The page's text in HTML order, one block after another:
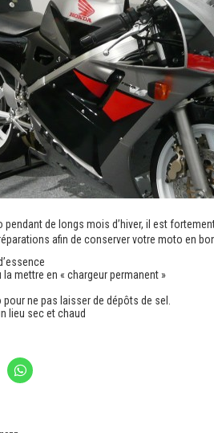
pendant de longs mois d’hiver, il est
afin de conserver votre moto en
mettre en « chargeur permanent »
pour ne pas laisser de dépôts de sel.
lieu sec et chaud